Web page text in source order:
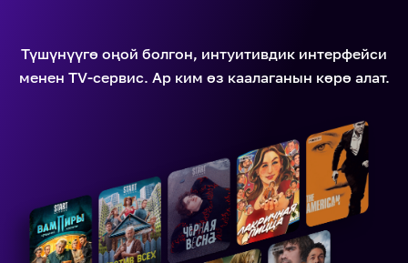
Түшүнүүгө оңой болгон, интуитивдик интерфейси
менен ТV-сервис. Ар ким өз каалаганын көрө алат.